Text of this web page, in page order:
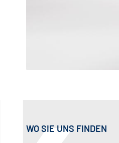
WO SIE UNS FINDEN